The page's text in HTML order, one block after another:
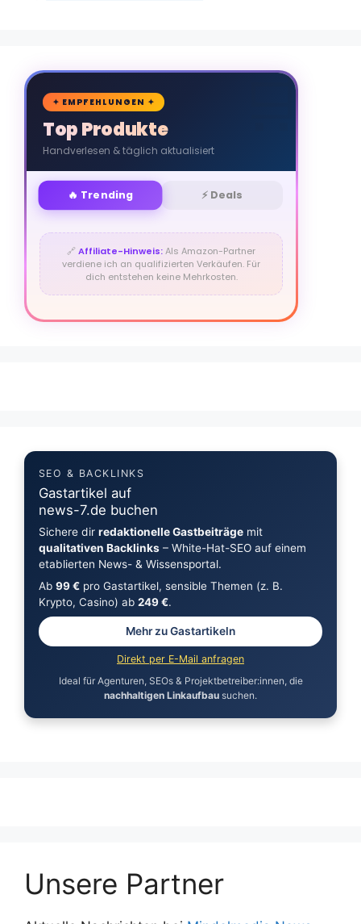
🛒
✦ EMPFEHLUNGEN ✦
Top Produkte
Handverlesen & täglich aktualisiert
🔥 Trending ⚡ Deals
🔗Affiliate-Hinweis:Als Amazon-Partner
verdiene ich an qualifizierten Verkäufen. Für
dich entstehen keine Mehrkosten.
SEO & BACKLINKS
Gastartikel auf
news-7.de buchen
Sichere dir redaktionelle Gastbeiträgemit
qualitativen Backlinks– White-Hat-SEO auf einem
etablierten News- & Wissensportal.
Ab 99 €pro Gastartikel, sensible Themen (z. B.
Krypto, Casino) ab 249 €.
Mehr zu Gastartikeln
Direkt per E-Mail anfragen
Ideal für Agenturen, SEOs & Projektbetreiber:innen, die
nachhaltigen Linkaufbau suchen.
Unsere Partner